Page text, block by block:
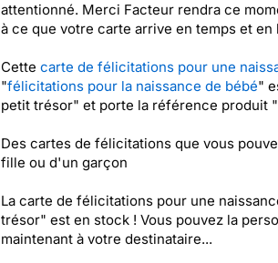
attentionné. Merci Facteur rendra ce
à ce que votre carte arrive en temps et en
Cette carte de félicitations pour une
"félicitations pour la naissance de bébé"
petit trésor" et porte la référence produit
Des cartes de félicitations que vous
fille ou d'un garçon
La carte de félicitations pour une
trésor" est en stock ! Vous pouvez la
maintenant à votre destinataire...